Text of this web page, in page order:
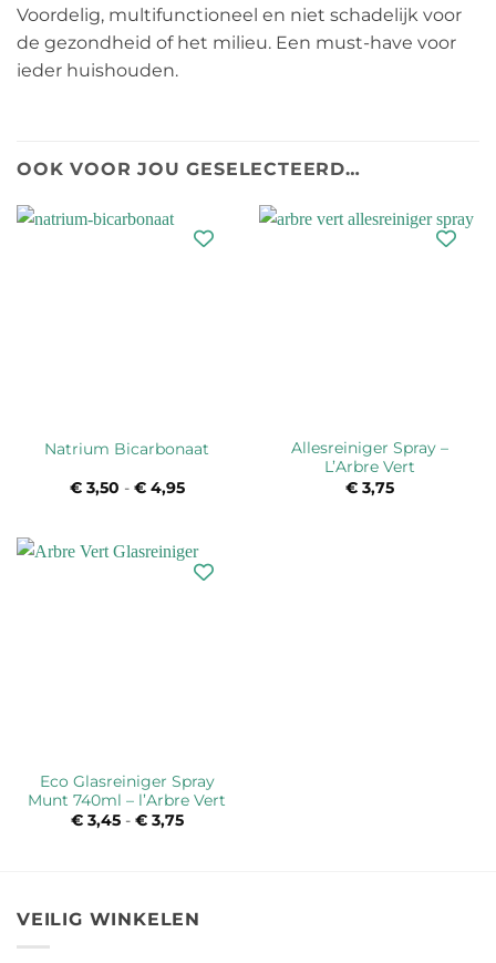
Voordelig, multifunctioneel en niet schadelijk voor
de gezondheid of het milieu. Een must-have voor
ieder huishouden.
OOK VOOR JOU GESELECTEERD…
Natrium Bicarbonaat
€3,50 - €4,95Prijsklasse:
Allesreiniger Spray –
L’Arbre Vert
€3,75
Eco Glasreiniger Spray
Munt 740ml – l’Arbre Vert
€3,45 - €3,75Prijsklasse:
VEILIG WINKELEN